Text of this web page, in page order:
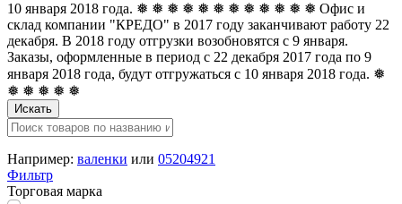
10 января 2018 года. ❅ ❅ ❅ ❅ ❅ ❅ ❅ ❅ ❅ ❅ ❅ ❅ Офис и
склад компании "КРЕДО" в 2017 году заканчивают работу 22
декабря. В 2018 году отгрузки возобновятся с 9 января.
Заказы, оформленные в период с 22 декабря 2017 года по 9
января 2018 года, будут отгружаться с 10 января 2018 года. ❅
❅ ❅ ❅ ❅ ❅
Искать
Например: валенки или 05204921
Фильтр
Торговая марка